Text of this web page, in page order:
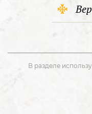
В разделе